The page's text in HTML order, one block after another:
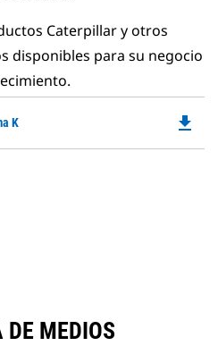
Caterpillar y otros
disponibles para su negocio
K file_download
DE MEDIOS